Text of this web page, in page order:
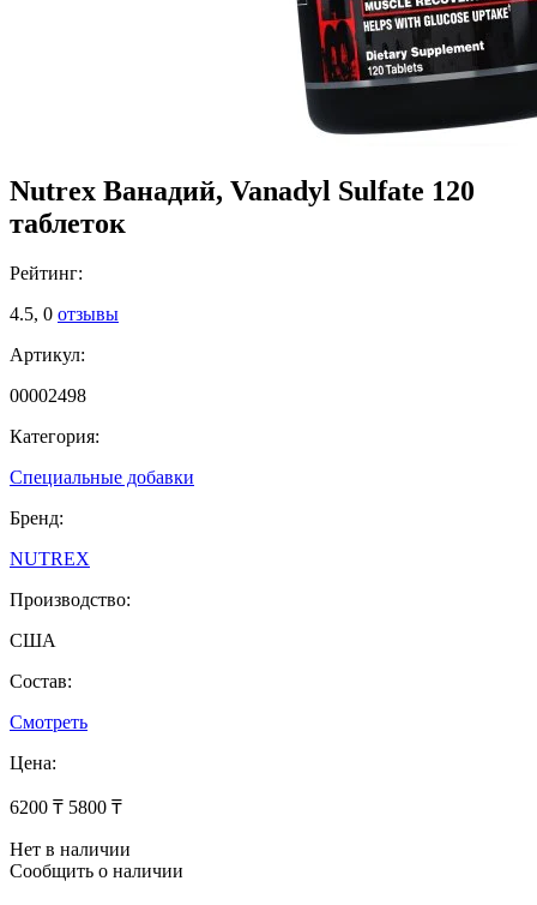
Nutrex Ванадий, Vanadyl Sulfate 120
таблеток
Рейтинг:
4.5, 0 отзывы
Артикул:
00002498
Категория:
Специальные добавки
Бренд:
NUTREX
Производство:
США
Состав:
Смотреть
Цена:
6200 ₸ 5800 ₸
Нет в наличии
Сообщить о наличии